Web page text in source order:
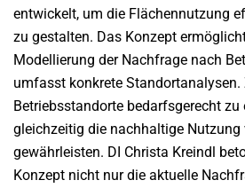
entwickelt, um die Flächennutzung
zu gestalten. Das Konzept
Modellierung der Nachfrage nach
umfasst konkrete Standortanalysen.
Betriebsstandorte bedarfsgerecht zu
gleichzeitig die nachhaltige Nutzung
gewährleisten. DI Christa Kreindl
Konzept nicht nur die aktuelle